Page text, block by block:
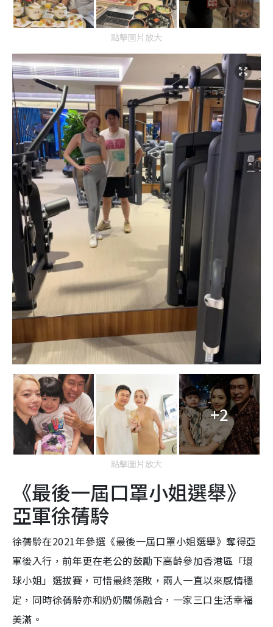
點擊圖片放大
+2
點擊圖片放大
《最後一屆口罩小姐選舉》
亞軍徐蒨駖
徐蒨駖在2021年參選《最後一屆口罩小姐選舉》奪得亞
軍後入行，前年更在老公的鼓勵下高齡參加香港區「環
球小姐」選拔賽，可惜最終落敗，兩人一直以來感情穩
定，同時徐蒨駖亦和奶奶關係融合，一家三口生活幸福
美滿。